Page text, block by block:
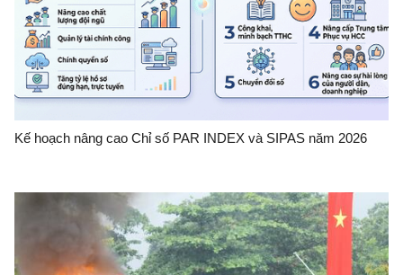
Kế hoạch nâng cao Chỉ số PAR INDEX và SIPAS năm 2026